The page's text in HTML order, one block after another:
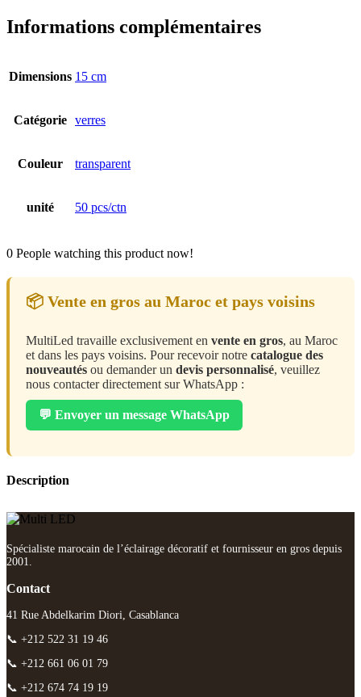
Informations complémentaires
Dimensions 15 cm
Catégorie verres
Couleur transparent
unité 50 pcs/ctn
0 People watching this product now!
📦 Vente en gros au Maroc et pays voisins
MultiLed travaille exclusivement en vente en gros, au Maroc
et dans les pays voisins. Pour recevoir notre catalogue des
nouveautés ou demander un devis personnalisé, veuillez
nous contacter directement sur WhatsApp :
💬 Envoyer un message WhatsApp
Description
Spécialiste marocain de l’éclairage décoratif et fournisseur en gros depuis
2001.
Contact
41 Rue Abdelkarim Diori, Casablanca
📞 +212 522 31 19 46
📞 +212 661 06 01 79
📞 +212 674 74 19 19